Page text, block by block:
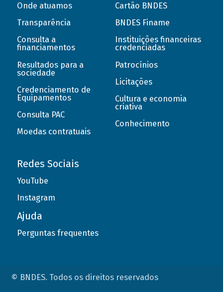
Onde atuamos
Transparência
Consulta a
financiamentos
Resultados para a
sociedade
Credenciamento de
Equipamentos
Consulta PAC
Moedas contratuais
Cartão BNDES
BNDES Finame
Instituições financeiras
credenciadas
Patrocínios
Licitações
Cultura e economia
criativa
Conhecimento
Redes Sociais
YouTube
Instagram
Ajuda
Perguntas frequentes
© BNDES. Todos os direitos reservados